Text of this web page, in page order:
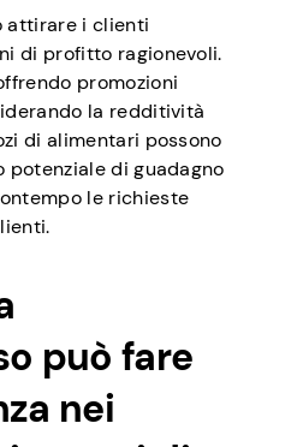
attirare i clienti
di profitto ragionevoli.
promozioni
la redditività
di alimentari possono
potenziale di guadagno
le richieste
può fare
nei